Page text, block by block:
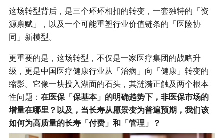
这场转型背后，是三个环环相扣的转变，一套独特的「资
源禀赋」，以及一个可能重塑行业价值链条的「医险协
同」新模型。
更重要的是，这场转型，不仅是一家医疗集团的战略升
级，更是中国医疗健康行业从「治病」向「健康」转变的
缩影。它像一块投入湖面的石头，其涟漪正触及两个根本
性问题： 在医保「保基本」的明确趋势下，非医保市场的
增量在哪里？以及，当长寿从愿景变为普遍预期，我们该
如何为高质量的长寿「付费」和「管理」？